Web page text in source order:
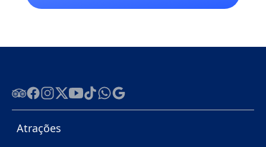
Tripadvisor
Facebook
Instagram
Twitter
Youtube
TiktokWhatsApp
Google
Atrações